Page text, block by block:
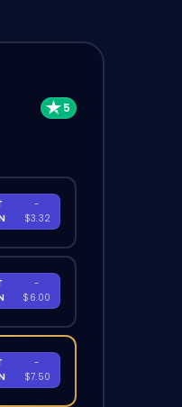
-
$3.32
-
$6.00
-
$7.50